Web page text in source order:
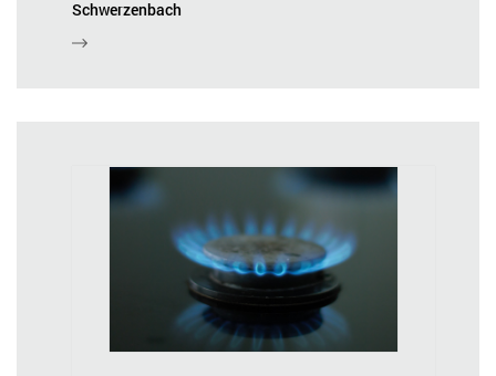
Schwerzenbach